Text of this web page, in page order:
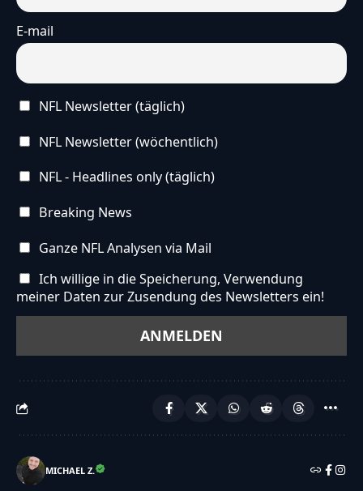
E-mail
NFL Newsletter (täglich)
NFL Newsletter (wöchentlich)
NFL - Headlines only (täglich)
Breaking News
Ganze NFL Analysen via Mail
Ich willige in die Speicherung, Verwendung
meiner Daten zur Zusendung des Newsletters ein!
MICHAEL Z.